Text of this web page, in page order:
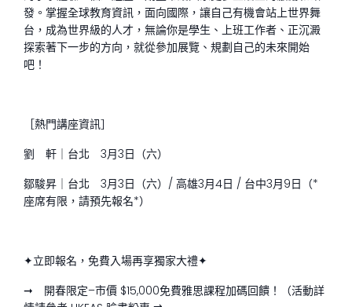
發。掌握全球教育資訊，面向國際，讓自己有機會站上世界舞
台，成為世界級的人才，無論你是學生、上班工作者、正沉澱
探索著下一步的方向，就從參加展覽、規劃自己的未來開始
吧！
［熱門講座資訊］
劉 軒｜台北 3月3日（六）
鄒駿昇｜台北 3月3日（六）/ 高雄3月4日 / 台中3月9日（*
座席有限，請預先報名*）
✦立即報名，免費入場再享獨家大禮✦
➞ 開春限定–市價 $15,000免費雅思課程加碼回饋！（活動詳